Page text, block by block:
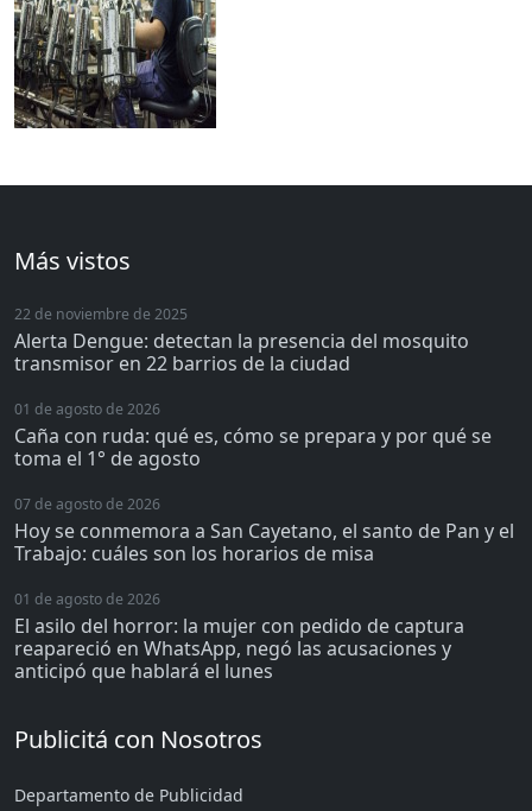
Más vistos
22 de noviembre de 2025
Alerta Dengue: detectan la presencia del mosquito
transmisor en 22 barrios de la ciudad
01 de agosto de 2026
Caña con ruda: qué es, cómo se prepara y por qué se
toma el 1° de agosto
07 de agosto de 2026
Hoy se conmemora a San Cayetano, el santo de Pan y el
Trabajo: cuáles son los horarios de misa
01 de agosto de 2026
El asilo del horror: la mujer con pedido de captura
reapareció en WhatsApp, negó las acusaciones y
anticipó que hablará el lunes
Publicitá con Nosotros
Departamento de Publicidad